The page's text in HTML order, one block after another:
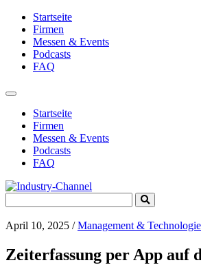
Startseite
Firmen
Messen & Events
Podcasts
FAQ
Toggle
navigationStartseite
Firmen
Messen & Events
Podcasts
FAQ
for:
Submit
Search
April 10, 2025 /Management & Technologie
Zeiterfassung per App auf